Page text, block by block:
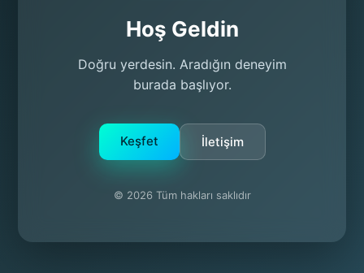
Hoş Geldin
Doğru yerdesin. Aradığın deneyim
burada başlıyor.
Keşfet İletişim
© 2026 Tüm hakları saklıdır